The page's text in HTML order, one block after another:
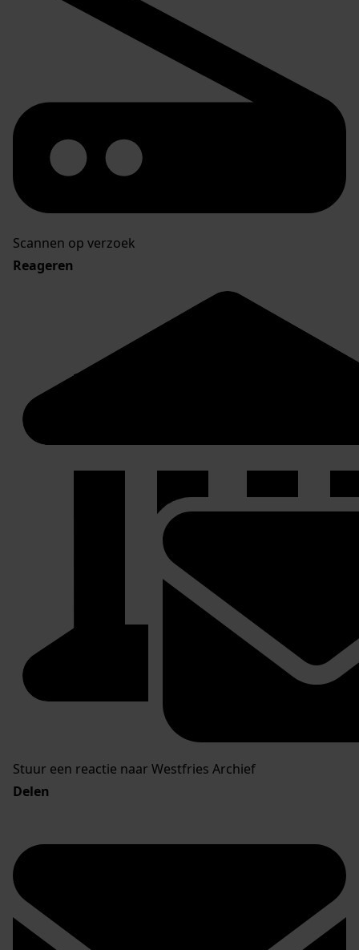
Scannen op verzoek
Reageren
Stuur een reactie naar Westfries Archief
Delen